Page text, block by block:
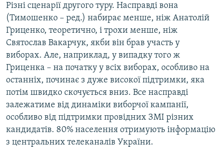
Різні сценарії другого туру. Насправді вона
(Тимошенко – ред.) набирає менше, ніж Анатолій
Гриценко, теоретично, і трохи менше, ніж
Святослав Вакарчук, якби він брав участь у
виборах. Але, наприклад, у випадку того ж
Гриценка – на початку у всіх виборах, особливо на
останніх, починає з дуже високої підтримки, яка
потім швидко скочується вниз. Все насправді
залежатиме від динаміки виборчої кампанії,
особливо від підтримки провідних ЗМІ різних
кандидатів. 80% населення отримують інформацію
з центральних телеканалів України.